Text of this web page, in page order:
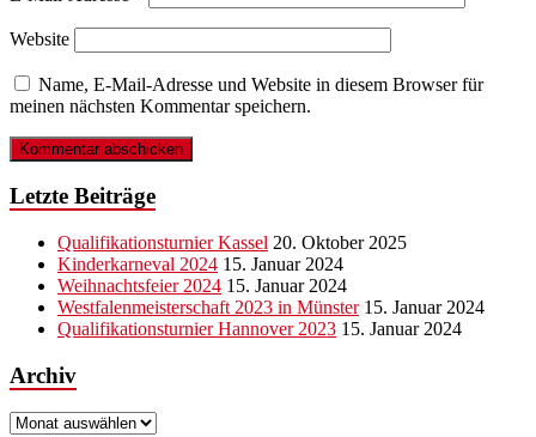
Website
Name, E-Mail-Adresse und Website in diesem Browser für
meinen nächsten Kommentar speichern.
Letzte Beiträge
Qualifikationsturnier Kassel 20. Oktober 2025
Kinderkarneval 2024 15. Januar 2024
Weihnachtsfeier 2024 15. Januar 2024
Westfalenmeisterschaft 2023 in Münster 15. Januar 2024
Qualifikationsturnier Hannover 2023 15. Januar 2024
Archiv
Archiv